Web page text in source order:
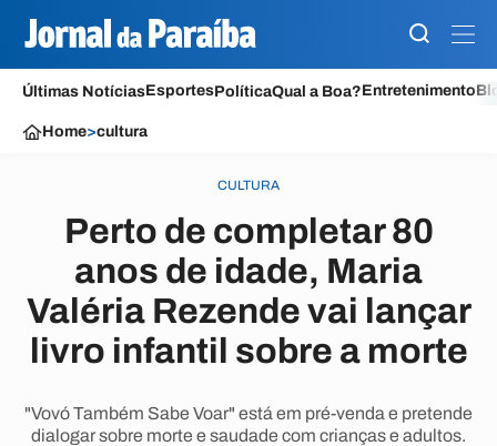
Últimas NotíciasEsportesPolíticaQual a Boa?Entretenimento
Home>cultura
CULTURA
Perto de completar 80
anos de idade, Maria
Valéria Rezende vai lançar
livro infantil sobre a morte
"Vovó Também Sabe Voar" está em pré-venda e pretende
dialogar sobre morte e saudade com crianças e adultos.